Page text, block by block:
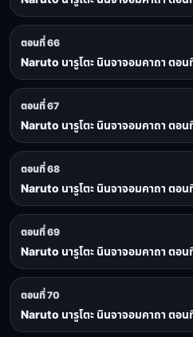
ตอนที่ 66
Naruto นารูโตะ นินจาจอมคาถา ตอ
ตอนที่ 67
Naruto นารูโตะ นินจาจอมคาถา ตอน
ตอนที่ 68
Naruto นารูโตะ นินจาจอมคาถา ตอ
ตอนที่ 69
Naruto นารูโตะ นินจาจอมคาถา ตอ
ตอนที่ 70
Naruto นารูโตะ นินจาจอมคาถา ตอ